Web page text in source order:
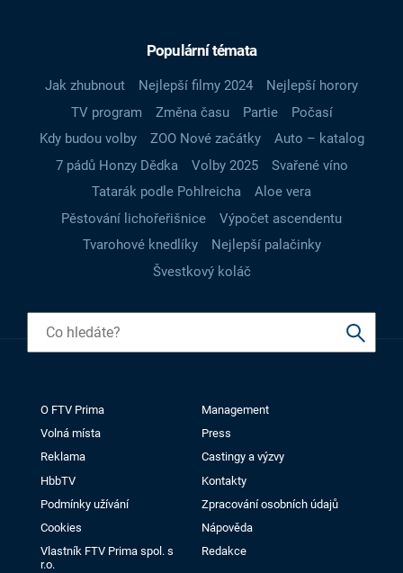
Populární témata
Jak zhubnout Nejlepší filmy 2024
Nejlepší horory
TV program
Změna času Partie
Počasí
Kdy budou volby
ZOO Nové začátky
Auto – katalog
7 pádů Honzy Dědka
Volby 2025
Svařené víno
Tatarák podle Pohlreicha
Aloe vera
Pěstování lichořeřišnice
Výpočet ascendentu
Tvarohové knedlíky
Nejlepší palačinky
Švestkový koláč
O FTV Prima
Management
Volná místa
Press
Reklama
Castingy a výzvy
HbbTV
Kontakty
Podmínky užívání
Zpracování osobních údajů
Cookies
Nápověda
Vlastník FTV Prima spol. s
r.o.
Redakce